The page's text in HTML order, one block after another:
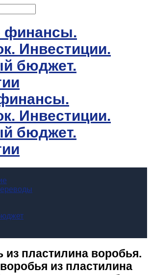
Инвестиции.
бюджет.
из пластилина воробья.
из пластилина